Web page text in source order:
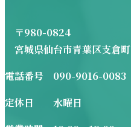
〒980-0824
宮城県仙台市青葉区支倉町
電話番号 090-9016-0083
定休日 水曜日